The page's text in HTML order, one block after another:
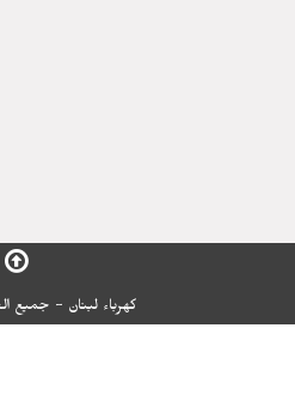
كهرباء لبنان - جميع